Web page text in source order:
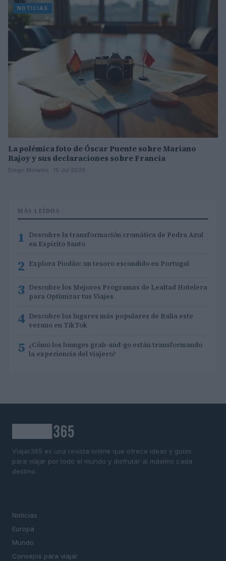
NOTICIAS
La polémica foto de Óscar Puente sobre Mariano
Rajoy y sus declaraciones sobre Francia
Diego Morales · 15 Jul 2026
MÁS LEÍDOS
1 Descubre la transformación cromática de Pedra Azul
en Espírito Santo
2 Explora Piodão: un tesoro escondido en Portugal
3 Descubre los Mejores Programas de Lealtad Hotelera
para Optimizar tus Viajes
4 Descubre los lugares más populares de Italia este
verano en TikTok
5 ¿Cómo los lounges grab-and-go están transformando
la experiencia del viajero?
Viajar365 es una revista online que ofrece ideas y guías
para viajar por todo el mundo y disfrutar al máximo cada
destino.
Noticias
Europa
Mundo
Consejos para viajar